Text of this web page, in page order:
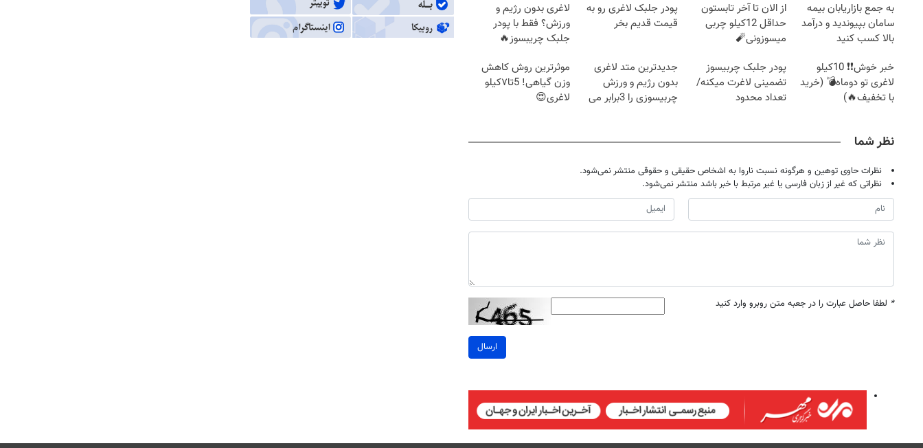
به جمع بازاریابان بیمه
سامان بپیوندید و درآمد
بالا کسب کنید
از الان تا آخر تابستون
حداقل 12کیلو چربی
میسوزونی🧨
پودر جلبک لاغری رو به
قیمت قدیم بخر
لاغری بدون رژیم و
ورزش؟ فقط با پودر
جلبک چریبسوز🔥
خبر خوش❗❗ 10کیلو
لاغری تو دوماه💣 (خرید
با تخفیف🔥)
پودر جلبک چربیسوز
تضمینی لاغرت میکنه/
تعداد محدود
جدیدترین متد لاغری
بدون رژیم و ورزش
چربیسوزی را 3برابر می
موثرترین روش کاهش
وزن گیاهی! 5تا۷کیلو
لاغری😍
نظر شما
نظرات حاوی توهین و هرگونه نسبت ناروا به اشخاص حقیقی و حقوقی منتشر نمی‌شود.
نظراتی که غیر از زبان فارسی یا غیر مرتبط با خبر باشد منتشر نمی‌شود.
* لطفا حاصل عبارت را در جعبه متن روبرو وارد کنید
ارسال